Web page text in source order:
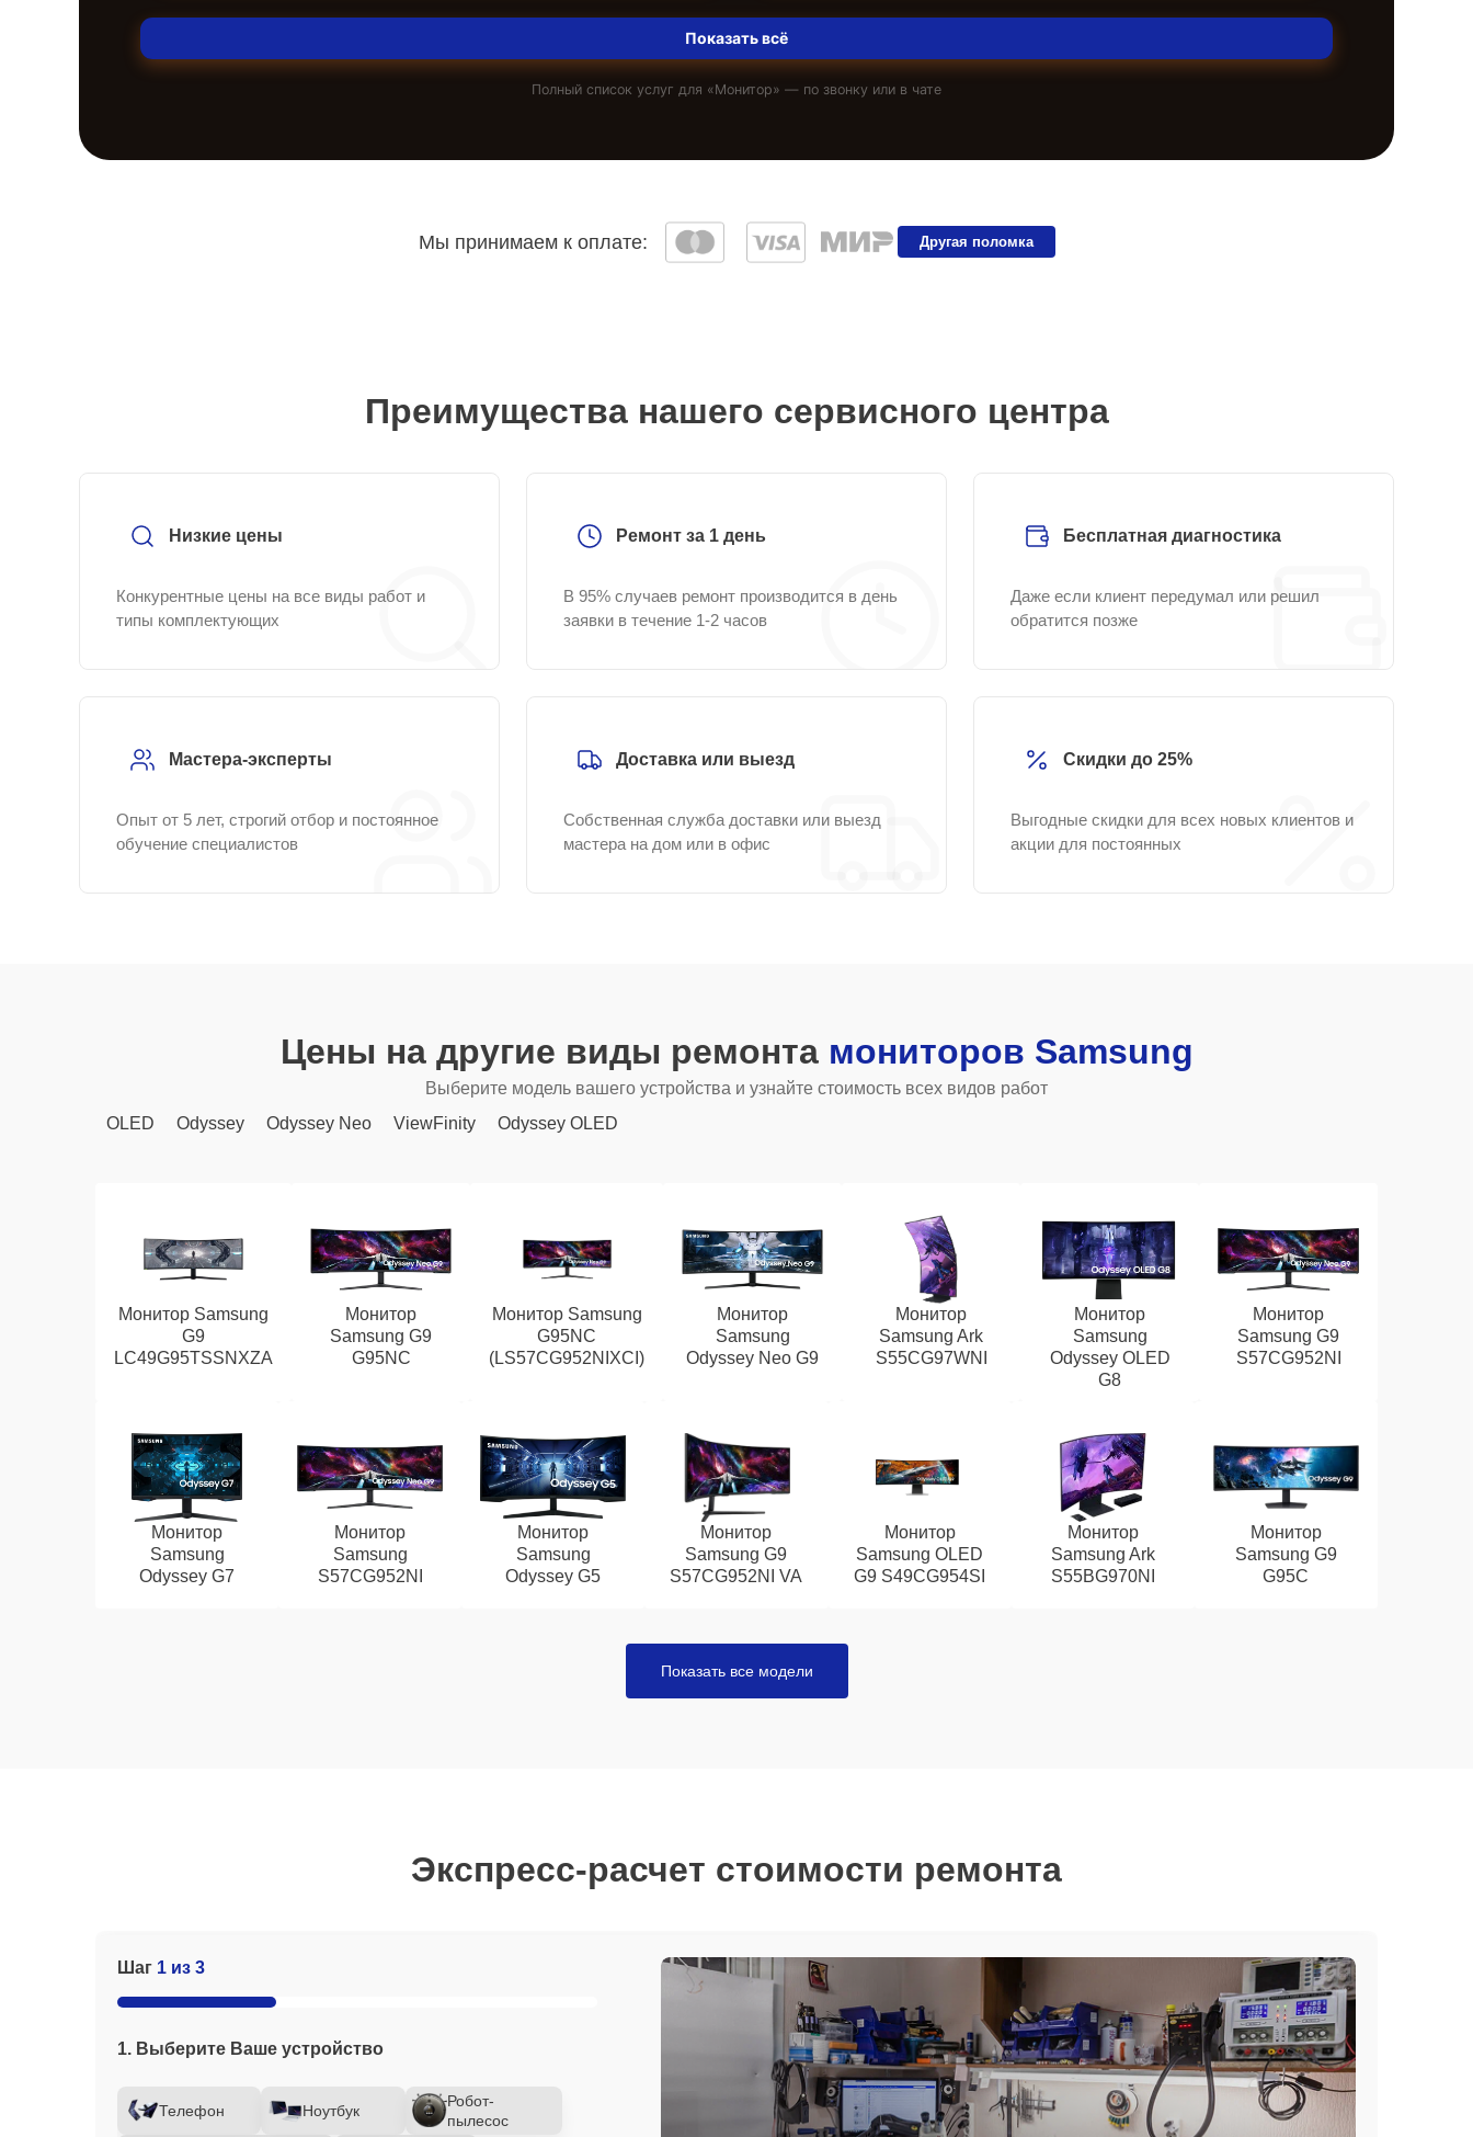
Показать всё
Полный список услуг для «Монитор» — по звонку или в чате
Мы принимаем к оплате: Другая поломка
Преимущества нашего сервисного центра
Низкие цены
Конкурентные цены на все виды работ и
типы комплектующих
Ремонт за 1 день
В 95% случаев ремонт производится в день
заявки в течение 1-2 часов
Бесплатная диагностика
Даже если клиент передумал или решил
обратится позже
Мастера-эксперты
Опыт от 5 лет, строгий отбор и постоянное
обучение специалистов
Доставка или выезд
Собственная служба доставки или выезд
мастера на дом или в офис
Скидки до 25%
Выгодные скидки для всех новых клиентов и
акции для постоянных
Цены на другие виды ремонта мониторов Samsung
Выберите модель вашего устройства и узнайте стоимость всех видов работ
OLED
Odyssey Odyssey Neo ViewFinity Odyssey OLED
Монитор Samsung
G9
LC49G95TSSNXZA
Монитор
Samsung G9
G95NC
Монитор Samsung
G95NC
(LS57CG952NIXCI)
Монитор
Samsung
Odyssey Neo G9
Монитор
Samsung Ark
S55CG97WNI
Монитор
Samsung
Odyssey OLED
G8
Монитор
Samsung G9
S57CG952NI
Монитор
Samsung
Odyssey G7
Монитор
Samsung
S57CG952NI
Монитор
Samsung
Odyssey G5
Монитор
Samsung G9
S57CG952NI VA
Монитор
Samsung OLED
G9 S49CG954SI
Монитор
Samsung Ark
S55BG970NI
Монитор
Samsung G9
G95C
Показать все модели
Экспресс-расчет стоимости ремонта
Шаг 1 из 3
1. Выберите Ваше устройство
Телефон Ноутбук
Робот-
пылесос